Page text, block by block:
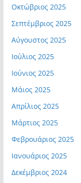
Οκτώβριος 2025
Σεπτέμβριος 2025
Αύγουστος 2025
Ιούλιος 2025
Ιούνιος 2025
Μάιος 2025
Απρίλιος 2025
Μάρτιος 2025
Φεβρουάριος 2025
Ιανουάριος 2025
Δεκέμβριος 2024